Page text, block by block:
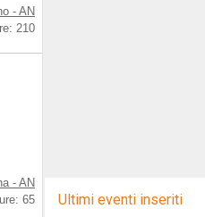
- AN
210
- AN
65
Ultimi eventi inseriti